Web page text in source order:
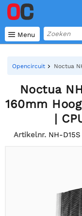
 Menu
Opencircuit Noctua
Noctua
160mm
|
Artikelnr. NH-D15S